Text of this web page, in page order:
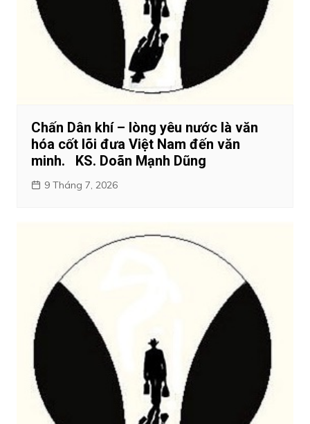
Chấn Dân khí – lòng yêu nước là văn
hóa cốt lõi đưa Việt Nam đến văn
minh. KS. Doãn Mạnh Dũng
9 Tháng 7, 2026